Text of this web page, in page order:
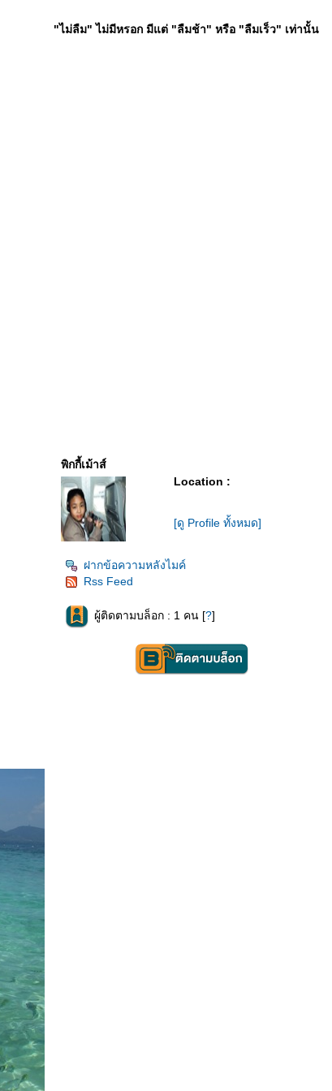
"ไม่ลืม" ไม่มีหรอก มีแต่ "ลืมช้า" หรือ "ลืมเร็ว" เท่านั้น
พิกกี้เม้าส์
Location :
[ดู Profile ทั้งหมด]
ฝากข้อความหลังไมค์
Rss Feed
ผู้ติดตามบล็อก : 1 คน [?]